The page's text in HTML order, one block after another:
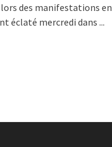
des manifestations en
éclaté mercredi dans...